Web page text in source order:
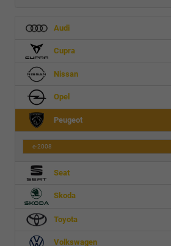
Audi
Cupra
Nissan
Opel
Peugeot
e-2008
Seat
Skoda
Toyota
Volkswagen